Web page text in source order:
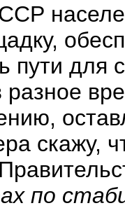
пути для
разное
скажу,
по